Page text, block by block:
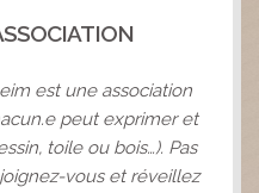
est une association
peut exprimer et
toile ou bois…). Pas
vous et réveillez